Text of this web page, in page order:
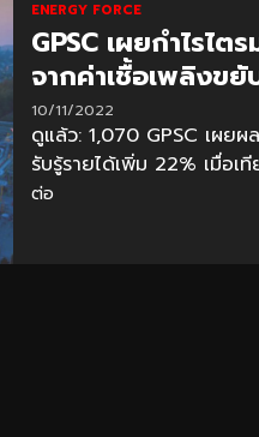
ENERGY FORCE
GPSC เผยกำไรไ
จากค่าเชื้อเพลิงขยั
10/11/2022
ดูแล้ว: 1,070 GPSC เผย
รับรู้รายได้เพิ่ม 22% เมื่อเ
ต่อ